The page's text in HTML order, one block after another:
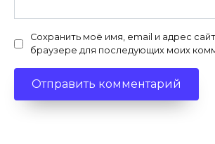
Сохранить моё имя, email и адрес
браузере для последующих моих